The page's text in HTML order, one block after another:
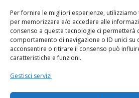
Per fornire le migliori esperienze,
per memorizzare e/o accedere alle
consenso a queste tecnologie ci
comportamento di navigazione o ID unici su
acconsentire o ritirare il consenso può
caratteristiche e funzioni.
Gestisci servizi
ramatogelsuGruppo di
rinnovabile che agiscono
incentivi: una breve analisi
consorzio per la produzione di